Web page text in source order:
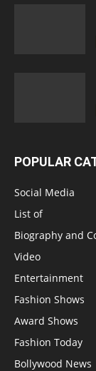
POPULAR
Social Media
List of
Biography and
Video
Entertainment
Fashion Shows
Award Shows
Fashion Today
Bollywood News